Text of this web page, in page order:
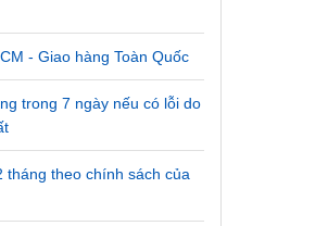
- Giao hàng Toàn Quốc
trong 7 ngày nếu có lỗi do
tháng theo chính sách của